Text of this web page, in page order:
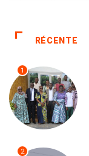
RÉCENTE
1
2